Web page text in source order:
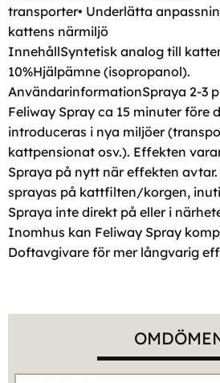
transporter• Underlätta
kattens närmiljö
InnehållSyntetisk analog till
10%Hjälpämne (isopropanol).
AnvändarinformationSpraya 2-3
Feliway Spray ca 15 minuter före
introduceras i nya miljöer
kattpensionat osv.). Effekten
Spraya på nytt när effekten
sprayas på kattfilten/korgen,
Spraya inte direkt på eller i
Inomhus kan Feliway Spray
Doftavgivare för mer långvarig